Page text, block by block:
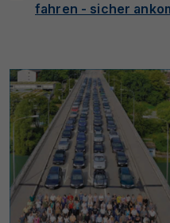
fahren - sicher